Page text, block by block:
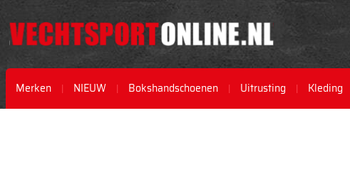
Merken NIEUW Bokshandschoenen Uitrusting Kleding